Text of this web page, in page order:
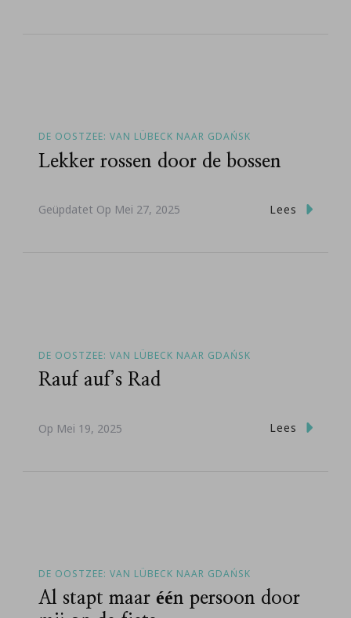
DE OOSTZEE: VAN LÜBECK NAAR GDAŃSK
Lekker rossen door de bossen
Geüpdatet Op Mei 27, 2025 Lees
DE OOSTZEE: VAN LÜBECK NAAR GDAŃSK
Rauf auf’s Rad
Op Mei 19, 2025 Lees
DE OOSTZEE: VAN LÜBECK NAAR GDAŃSK
Al stapt maar één persoon door